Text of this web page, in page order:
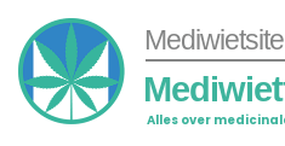
Mediwietsite
Alles over